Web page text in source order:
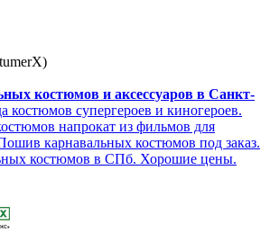
костюмов и аксессуаров в Санкт-
костюмов супергероев и киногероев.
напрокат из фильмов для
карнавальных костюмов под заказ.
костюмов в СПб. Хорошие цены.